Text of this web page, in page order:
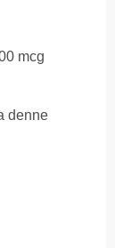
mcg
denne